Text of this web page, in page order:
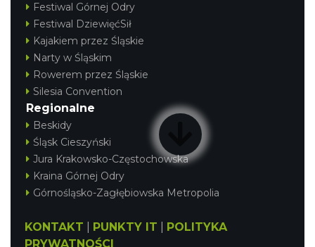
Festiwal Górnej Odry
Festiwal DziewięćSił
Kajakiem przez Śląskie
Narty w Śląskim
Rowerem przez Śląskie
Silesia Convention
Regionalne
Beskidy
Śląsk Cieszyński
Jura Krakowsko-Częstochowska
Kraina Górnej Odry
Górnośląsko-Zagłębiowska Metropolia
KONTAKT PUNKTY IT
POLITYKA
PRYWATNOŚCI